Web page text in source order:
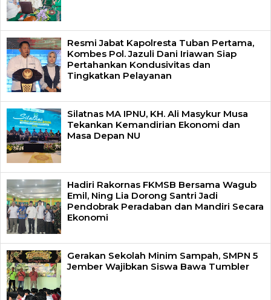
Resmi Jabat Kapolresta Tuban Pertama,
Kombes Pol. Jazuli Dani Iriawan Siap
Pertahankan Kondusivitas dan
Tingkatkan Pelayanan
Silatnas MA IPNU, KH. Ali Masykur Musa
Tekankan Kemandirian Ekonomi dan
Masa Depan NU
Hadiri Rakornas FKMSB Bersama Wagub
Emil, Ning Lia Dorong Santri Jadi
Pendobrak Peradaban dan Mandiri Secara
Ekonomi
Gerakan Sekolah Minim Sampah, SMPN 5
Jember Wajibkan Siswa Bawa Tumbler